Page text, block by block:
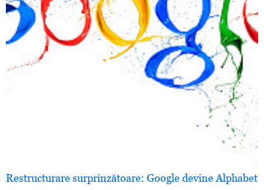
Restructurare surprinzătoare: Google devine Alphabet